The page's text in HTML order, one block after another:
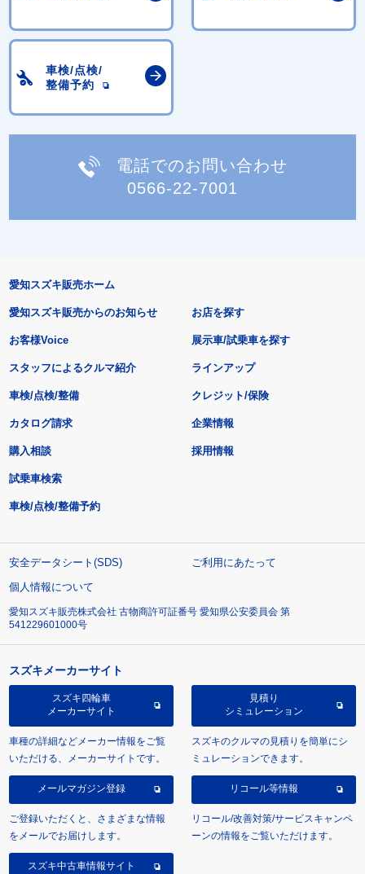
車検/点検/
整備予約
電話でのお問い合わせ
0566-22-7001
愛知スズキ販売ホーム
愛知スズキ販売からのお知らせ
お客様Voice
スタッフによるクルマ紹介
お店を探す
展示車/試乗車を探す
ラインアップ
車検/点検/整備 クレジット/保険
カタログ請求
購入相談
試乗車検索
車検/点検/整備予約
企業情報
採用情報
安全データシート(SDS)
ご利用にあたって
個人情報について
愛知スズキ販売株式会社 古物商許可証番号 愛知県公安委員会 第
541229601000号
スズキメーカーサイト
スズキ四輪車
メーカーサイト
車種の詳細などメーカー情報をご覧
いただける、メーカーサイトです。
見積り
シミュレーション
スズキのクルマの見積りを簡単にシ
ミュレーションできます。
メールマガジン登録
ご登録いただくと、さまざまな情報
をメールでお届けします。
リコール等情報
リコール/改善対策/サービスキャンペ
ーンの情報をご覧いただけます。
スズキ中古車情報サイト